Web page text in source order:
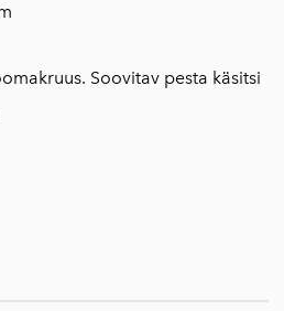
Soovitav pesta käsitsi